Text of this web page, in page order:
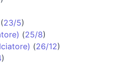
(23/5)
(25/8)
(26/12)
)